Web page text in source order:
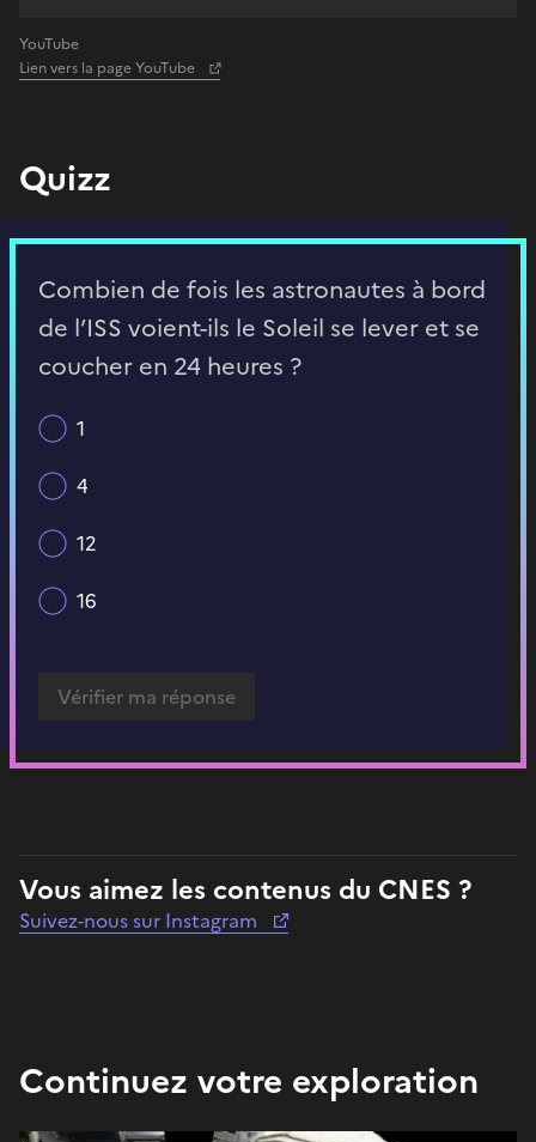
YouTube
Lien vers la page YouTube
Quizz
Combien de fois les astronautes à bord
de l’ISS voient-ils le Soleil se lever et se
coucher en 24 heures ?
1
4
12
16
Vous aimez les contenus du CNES ?
Suivez-nous sur Instagram
Continuez votre exploration